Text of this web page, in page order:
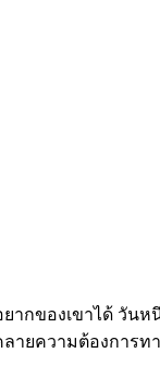
ากของเขาได้ วันห
ยความต้องการทา